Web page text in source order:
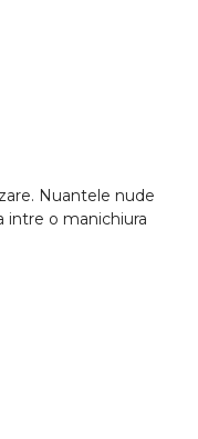
Nuantele nude
intre o manichiura